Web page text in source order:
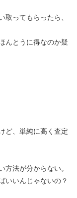
ってもらったら、
んとうに得なのか疑
ど、単純に高く査定
法が分からない。
いいんじゃないの？